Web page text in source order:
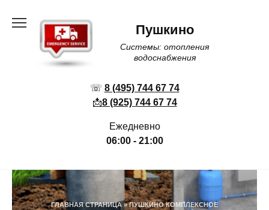
содержанию
Пушкино
Системы: отопления
водоснабжения
☏ 8 (495) 744 67 74
📩8 (925) 744 67 74
Ежедневно
06:00 - 21:00
ГЛАВНАЯ СТРАНИЦА »ПУШКИНО КОМПЛЕКСНОЕ